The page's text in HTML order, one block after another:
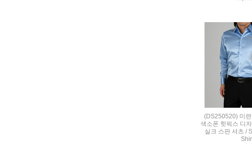
(DS250520) 미
색소폰 핫픽스 디
실크 스판 셔츠 /